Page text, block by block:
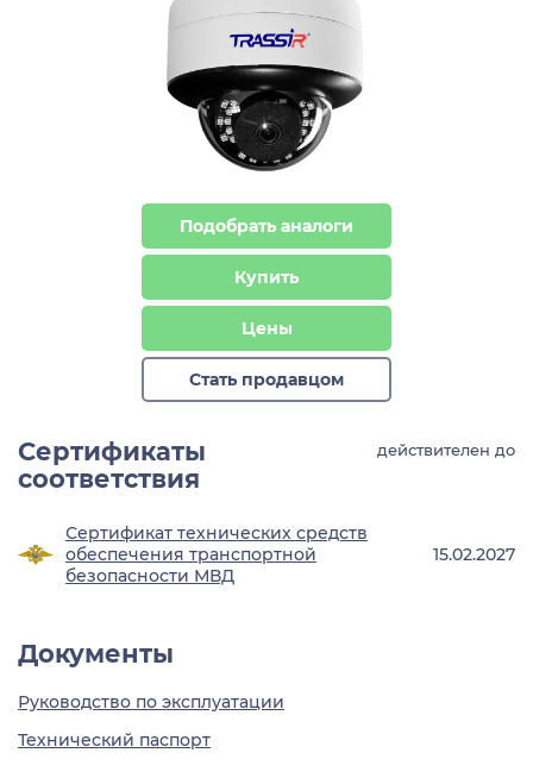
Подобрать аналоги
Купить
Цены
Стать продавцом
Сертификаты
соответствия
действителен до
Сертификат технических средств
обеспечения транспортной
безопасности МВД
15.02.2027
Документы
Руководство по эксплуатации
Технический паспорт